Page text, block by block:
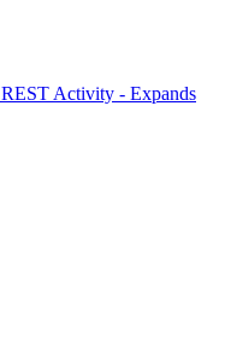
REST Activity - Expands